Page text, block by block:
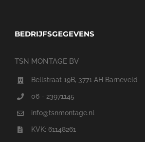
BEDRIJFSGEGEVENS
TSN MONTAGE BV
Bellstraat 19B, 3771 AH Barneveld
06 - 23971145
info@tsnmontage.nl
KVK: 61148261